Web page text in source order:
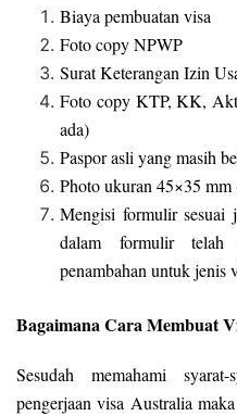
Biaya pembuatan visa
Foto copy NPWP
Surat Keterangan Izin
Foto copy KTP, KK,
ada)
Paspor asli yang masih
Photo ukuran 45×35 mm
Mengisi formulir sesuai
dalam formulir telah
penambahan untuk jenis
Bagaimana Cara Membuat
Sesudah memahami
pengerjaan visa Australia